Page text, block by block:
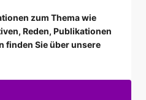
zum Thema wie
Reden, Publikationen
finden Sie über unsere